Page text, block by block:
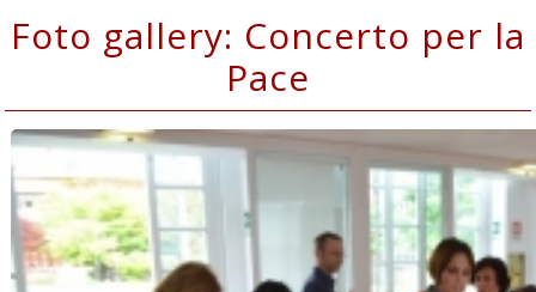
Foto gallery: Concerto per la
Pace